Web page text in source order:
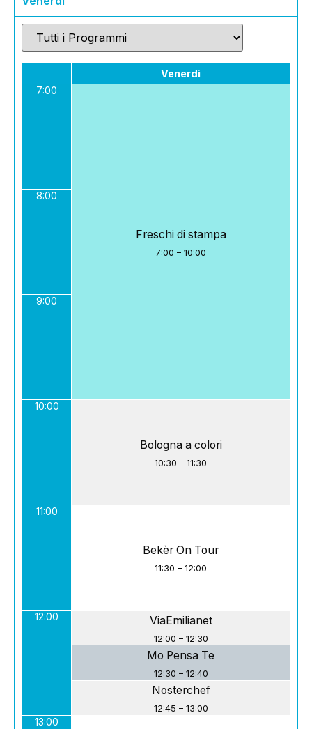
Venerdì
7:00
Freschi di stampa
7:00 – 10:00
8:00
9:00
10:00
Bologna a colori
10:30 – 11:30
11:00
Bekèr On Tour
11:30 – 12:00
12:00 ViaEmilianet
12:00 – 12:30
Mo Pensa Te
12:30 – 12:40
Nosterchef
12:45 – 13:00
13:00